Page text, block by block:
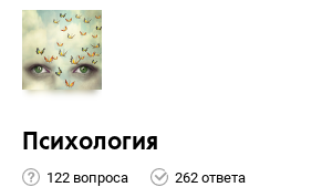
Психология
122 вопроса 262 ответа